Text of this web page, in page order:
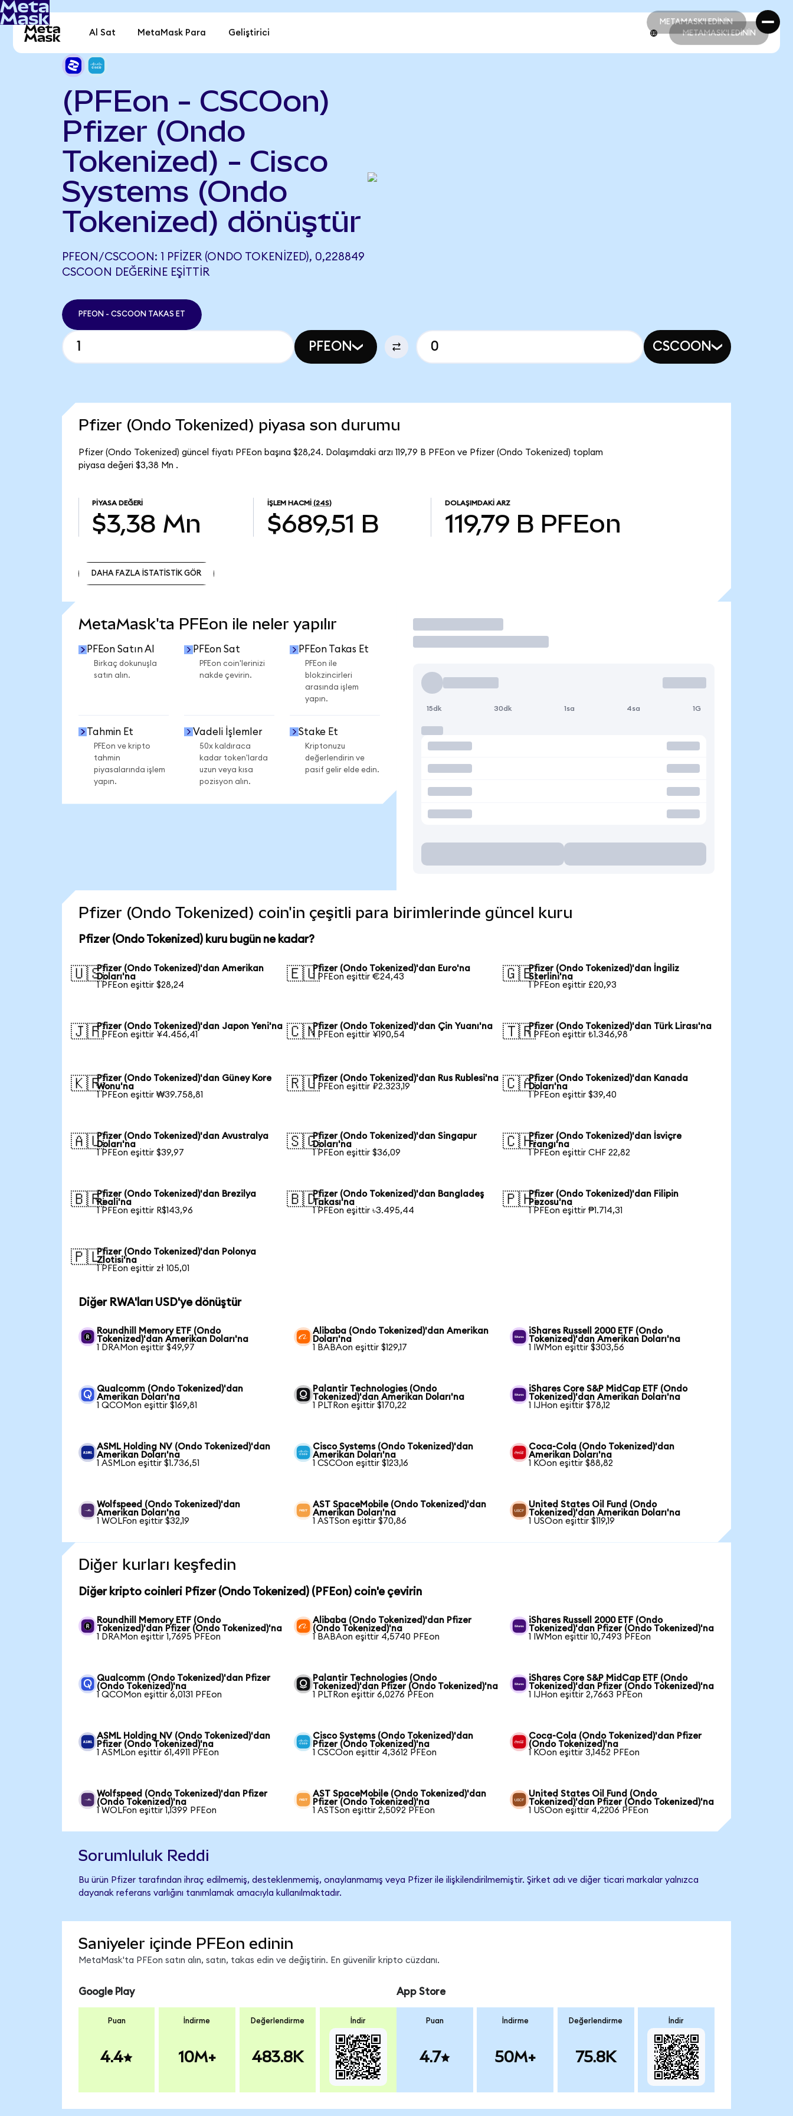
METAMASK'I EDİNİN
METAMASK'I EDİNİN
Al Sat MetaMask Para Geliştirici METAMASK'I EDİNİN
(PFEon - CSCOon)
Pfizer (Ondo
Tokenized) - Cisco
Systems (Ondo
Tokenized) dönüştür
PFEON/CSCOON: 1 PFIZER (ONDO TOKENIZED), 0,228849
CSCOON DEĞERINE EŞITTIR
PFEON - CSCOON TAKAS ET
PFEON CSCOON
Pfizer (Ondo Tokenized) piyasa son durumu
Pfizer (Ondo Tokenized) güncel fiyatı PFEon başına $28,24. Dolaşımdaki arzı 119,79 B PFEon ve Pfizer (Ondo Tokenized) toplam
piyasa değeri $3,38 Mn .
PIYASA DEĞERI
$3,38 Mn
İŞLEM HACMI (24S)
$689,51 B
DOLAŞIMDAKI ARZ
119,79 B PFEon
DAHA FAZLA İSTATİSTİK GÖR
MetaMask'ta PFEon ile neler yapılır
PFEon Satın Al
Birkaç dokunuşla
satın alın.
PFEon Sat
PFEon coin'lerinizi
nakde çevirin.
PFEon Takas Et
PFEon ile
blokzincirleri
arasında işlem
yapın.
Tahmin Et
PFEon ve kripto
tahmin
piyasalarında işlem
yapın.
Vadeli İşlemler
50x kaldıraca
kadar token'larda
uzun veya kısa
pozisyon alın.
Stake Et
Kriptonuzu
değerlendirin ve
pasif gelir elde edin.
İşlem Yap
15dk 30dk 1sa 4sa 1G
Pfizer (Ondo Tokenized) coin'in çeşitli para birimlerinde güncel kuru
Pfizer (Ondo Tokenized) kuru bugün ne kadar?
🇺🇸Pfizer (Ondo Tokenized)'dan Amerikan
Doları'na
1 PFEon eşittir $28,24
🇪🇺Pfizer (Ondo Tokenized)'dan Euro'na
1 PFEon eşittir €24,43
🇬🇧Pfizer (Ondo Tokenized)'dan İngiliz
Sterlini'na
1 PFEon eşittir £20,93
🇯🇵Pfizer (Ondo Tokenized)'dan Japon Yeni'na
1 PFEon eşittir ¥4.456,41
🇨🇳Pfizer (Ondo Tokenized)'dan Çin Yuanı'na
1 PFEon eşittir ¥190,54
🇹🇷Pfizer (Ondo Tokenized)'dan Türk Lirası'na
1 PFEon eşittir ₺1.346,98
🇰🇷Pfizer (Ondo Tokenized)'dan Güney Kore
Wonu'na
1 PFEon eşittir ₩39.758,81
🇷🇺Pfizer (Ondo Tokenized)'dan Rus Rublesi'na
1 PFEon eşittir ₽2.323,19
🇨🇦Pfizer (Ondo Tokenized)'dan Kanada
Doları'na
1 PFEon eşittir $39,40
🇦🇺Pfizer (Ondo Tokenized)'dan Avustralya
Doları'na
1 PFEon eşittir $39,97
🇸🇬Pfizer (Ondo Tokenized)'dan Singapur
Doları'na
1 PFEon eşittir $36,09
🇨🇭Pfizer (Ondo Tokenized)'dan İsviçre
Frangı'na
1 PFEon eşittir CHF 22,82
🇧🇷Pfizer (Ondo Tokenized)'dan Brezilya
Reali'na
1 PFEon eşittir R$143,96
🇧🇩Pfizer (Ondo Tokenized)'dan Bangladeş
Takası'na
1 PFEon eşittir ৳3.495,44
🇵🇭Pfizer (Ondo Tokenized)'dan Filipin
Pezosu'na
1 PFEon eşittir ₱1.714,31
🇵🇱Pfizer (Ondo Tokenized)'dan Polonya
Zlotisi'na
1 PFEon eşittir zł 105,01
Diğer RWA'ları USD'ye dönüştür
Roundhill Memory ETF (Ondo
Tokenized)'dan Amerikan Doları'na
1 DRAMon eşittir $49,97
Alibaba (Ondo Tokenized)'dan Amerikan
Doları'na
1 BABAon eşittir $129,17
iShares Russell 2000 ETF (Ondo
Tokenized)'dan Amerikan Doları'na
1 IWMon eşittir $303,56
Qualcomm (Ondo Tokenized)'dan
Amerikan Doları'na
1 QCOMon eşittir $169,81
Palantir Technologies (Ondo
Tokenized)'dan Amerikan Doları'na
1 PLTRon eşittir $170,22
iShares Core S&P MidCap ETF (Ondo
Tokenized)'dan Amerikan Doları'na
1 IJHon eşittir $78,12
ASML Holding NV (Ondo Tokenized)'dan
Amerikan Doları'na
1 ASMLon eşittir $1.736,51
Cisco Systems (Ondo Tokenized)'dan
Amerikan Doları'na
1 CSCOon eşittir $123,16
Coca-Cola (Ondo Tokenized)'dan
Amerikan Doları'na
1 KOon eşittir $88,82
Wolfspeed (Ondo Tokenized)'dan
Amerikan Doları'na
1 WOLFon eşittir $32,19
AST SpaceMobile (Ondo Tokenized)'dan
Amerikan Doları'na
1 ASTSon eşittir $70,86
United States Oil Fund (Ondo
Tokenized)'dan Amerikan Doları'na
1 USOon eşittir $119,19
Diğer kurları keşfedin
Diğer kripto coinleri Pfizer (Ondo Tokenized) (PFEon) coin'e çevirin
Roundhill Memory ETF (Ondo
Tokenized)'dan Pfizer (Ondo Tokenized)'na
1 DRAMon eşittir 1,7695 PFEon
Alibaba (Ondo Tokenized)'dan Pfizer
(Ondo Tokenized)'na
1 BABAon eşittir 4,5740 PFEon
iShares Russell 2000 ETF (Ondo
Tokenized)'dan Pfizer (Ondo Tokenized)'na
1 IWMon eşittir 10,7493 PFEon
Qualcomm (Ondo Tokenized)'dan Pfizer
(Ondo Tokenized)'na
1 QCOMon eşittir 6,0131 PFEon
Palantir Technologies (Ondo
Tokenized)'dan Pfizer (Ondo Tokenized)'na
1 PLTRon eşittir 6,0276 PFEon
iShares Core S&P MidCap ETF (Ondo
Tokenized)'dan Pfizer (Ondo Tokenized)'na
1 IJHon eşittir 2,7663 PFEon
ASML Holding NV (Ondo Tokenized)'dan
Pfizer (Ondo Tokenized)'na
1 ASMLon eşittir 61,4911 PFEon
Cisco Systems (Ondo Tokenized)'dan
Pfizer (Ondo Tokenized)'na
1 CSCOon eşittir 4,3612 PFEon
Coca-Cola (Ondo Tokenized)'dan Pfizer
(Ondo Tokenized)'na
1 KOon eşittir 3,1452 PFEon
Wolfspeed (Ondo Tokenized)'dan Pfizer
(Ondo Tokenized)'na
1 WOLFon eşittir 1,1399 PFEon
AST SpaceMobile (Ondo Tokenized)'dan
Pfizer (Ondo Tokenized)'na
1 ASTSon eşittir 2,5092 PFEon
United States Oil Fund (Ondo
Tokenized)'dan Pfizer (Ondo Tokenized)'na
1 USOon eşittir 4,2206 PFEon
Sorumluluk Reddi
Bu ürün Pfizer tarafından ihraç edilmemiş, desteklenmemiş, onaylanmamış veya Pfizer ile ilişkilendirilmemiştir. Şirket adı ve diğer ticari markalar yalnızca
dayanak referans varlığını tanımlamak amacıyla kullanılmaktadır.
Saniyeler içinde PFEon edinin
MetaMask'ta PFEon satın alın, satın, takas edin ve değiştirin. En güvenilir kripto cüzdanı.
Google Play
Puan
4.4
İndirme
10M+
Değerlendirme
483.8K
İndir
App Store
Puan
4.7
İndirme
50M+
Değerlendirme
75.8K
İndir